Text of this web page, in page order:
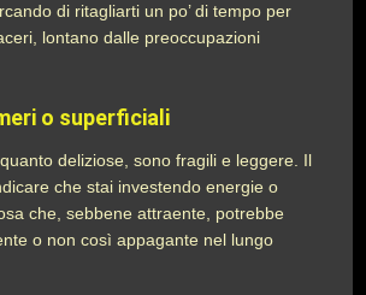
di ritagliarti un po’ di tempo per
lontano dalle preoccupazioni
o superficiali
deliziose, sono fragili e leggere. Il
che stai investendo energie o
che, sebbene attraente, potrebbe
o non così appagante nel lungo